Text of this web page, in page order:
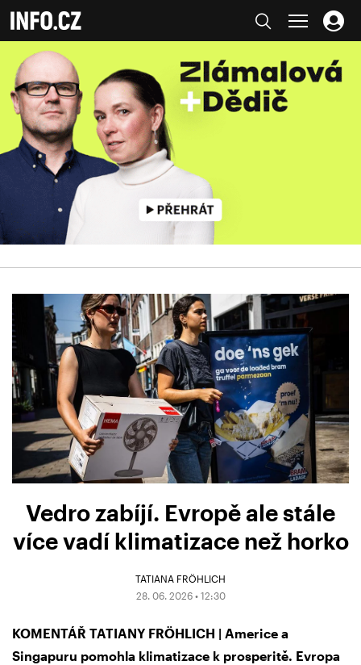
Vedro zabíjí. Evropě ale stále
více vadí klimatizace než horko
TATIANA FRÖHLICH
28. 06. 2026 • 12:30
KOMENTÁŘ TATIANY FRÖHLICH | Americe a
Singapuru pomohla klimatizace k prosperitě. Evropa